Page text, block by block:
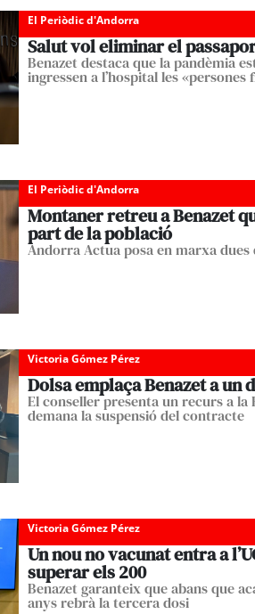
El Periòdic d'Andorra
Salut vol eliminar el
Benazet destaca que la pandèmia
ingressen a l’hospital les
El Periòdic d'Andorra
Montaner retreu a Benazet
part de la població
Andorra Actua posa en marxa
Victoria Gómez Pérez
Dolsa emplaça Benazet a
El conseller presenta un recurs a
demana la suspensió del contracte
Victoria Gómez Pérez
Un nou no vacunat entra a
superar els 200
Benazet garanteix que abans que
anys rebrà la tercera dosi